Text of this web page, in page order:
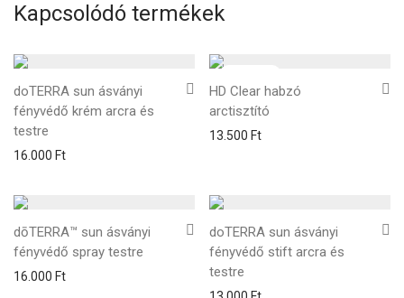
Kapcsolódó termékek
doTERRA sun ásványi
fényvédő krém arcra és
testre
16.000 Ft
HD Clear habzó
arctisztító
13.500 Ft
dōTERRA™ sun ásványi
fényvédő spray testre
16.000 Ft
doTERRA sun ásványi
fényvédő stift arcra és
testre